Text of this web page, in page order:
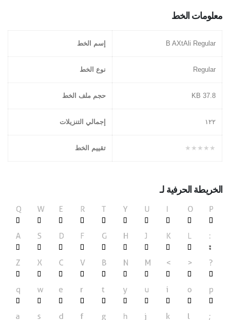
معلومات الخط
B AXtAli Regular إسم الخط
Regular نوع الخط
37.8 KB حجم ملف الخط
١٢٢ إجمالي التنزيلات
★★★★★ تقييم الخط
الخريطة الحرفية لـ